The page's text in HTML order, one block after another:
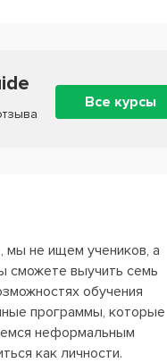
Все курсы
не ищем учеников, а
сможете выучить семь
обучения
программы, которые
неформальным
как личности.